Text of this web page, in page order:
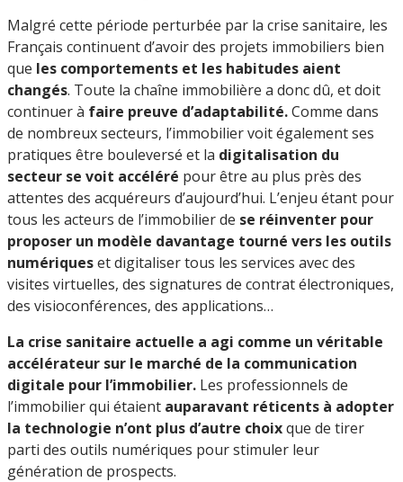
Malgré cette période perturbée par la crise sanitaire, les
Français continuent d’avoir des projets immobiliers bien
que les comportements et les habitudes aient
changés. Toute la chaîne immobilière a donc dû, et doit
continuer à faire preuve d’adaptabilité.Comme dans
de nombreux secteurs, l’immobilier voit également ses
pratiques être bouleversé et la digitalisation du
secteur se voit accéléré pour être au plus près des
attentes des acquéreurs d’aujourd’hui. L’enjeu étant pour
tous les acteurs de l’immobilier de se réinventer pour
proposer un modèle davantage tourné vers les outils
numériqueset digitaliser tous les services avec des
visites virtuelles, des signatures de contrat électroniques,
des visioconférences, des applications…
La crise sanitaire actuelle a agi comme un véritable
accélérateur sur le marché de la communication
digitale pour l’immobilier. Les professionnels de
l’immobilier qui étaient auparavant réticents à adopter
la technologie n’ont plus d’autre choixque de tirer
parti des outils numériques pour stimuler leur
génération de prospects.